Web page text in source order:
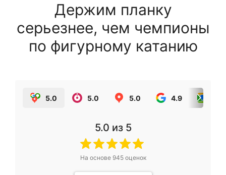
Держим планку
серьезнее, чем чемпионы
по фигурному катанию
5.0 5.0 5.0 4.9
5.0 из 5
На основе 945оценок